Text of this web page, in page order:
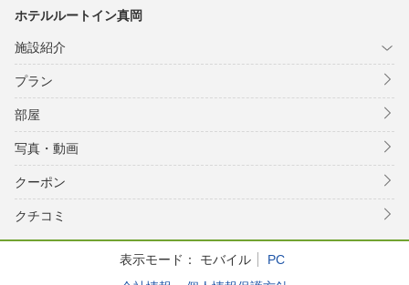
ホテルルートイン真岡
施設紹介
プラン
部屋
写真・動画
クーポン
クチコミ
表示モード： モバイル
PC